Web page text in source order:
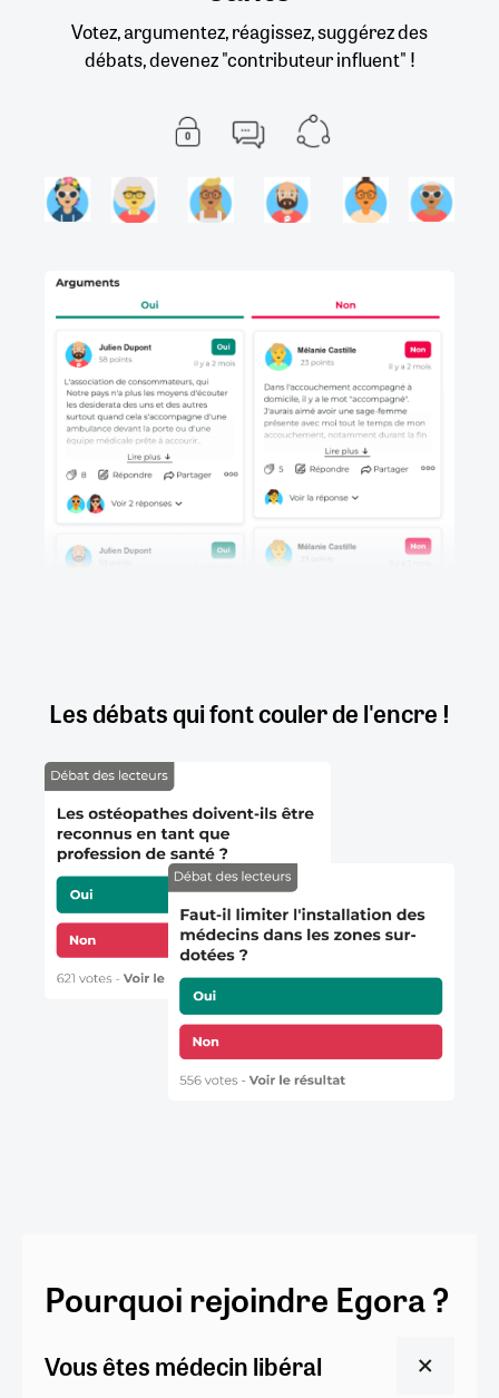
Votez, argumentez, réagissez, suggérez des
débats, devenez "contributeur influent" !
Les débats qui font couler de l'encre !
Pourquoi rejoindre Egora ?
Vous êtes médecin libéral